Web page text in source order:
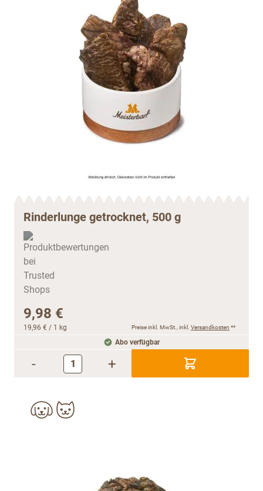
Rinderlunge getrocknet, 500 g
9,98 €
19,96 € / 1 kg Preise inkl. MwSt., inkl. Versandkosten **
Abo verfügbar
- +